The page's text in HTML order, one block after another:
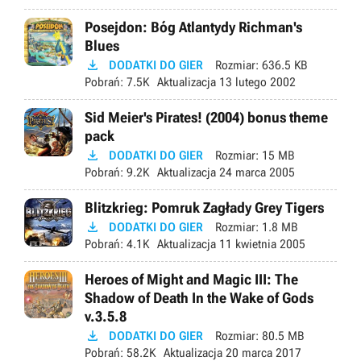
Posejdon: Bóg Atlantydy Richman's
Blues
 DODATKI DO GIER Rozmiar: 636.5 KB
Pobrań: 7.5K Aktualizacja 13 lutego 2002
Sid Meier's Pirates! (2004) bonus theme
pack
 DODATKI DO GIER Rozmiar: 15 MB
Pobrań: 9.2K Aktualizacja 24 marca 2005
Blitzkrieg: Pomruk Zagłady Grey Tigers
 DODATKI DO GIER Rozmiar: 1.8 MB
Pobrań: 4.1K Aktualizacja 11 kwietnia 2005
Heroes of Might and Magic III: The
Shadow of Death In the Wake of Gods
v.3.5.8
 DODATKI DO GIER Rozmiar: 80.5 MB
Pobrań: 58.2K Aktualizacja 20 marca 2017